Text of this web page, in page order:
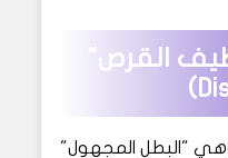
القرص"
"البطل المجهول"